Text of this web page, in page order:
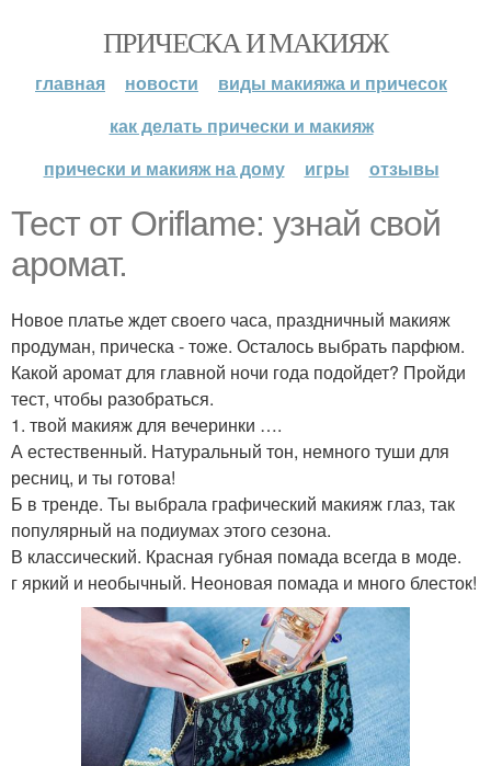
ПРИЧЕСКА И МАКИЯЖ
главная новости
виды макияжа и причесок
как делать прически и макияж
прически и макияж на дому
игры отзывы
Тест от Oriflame: узнай свой
аромат.
Новое платье ждет своего часа, праздничный макияж
продуман, прическа - тоже. Осталось выбрать парфюм.
Какой аромат для главной ночи года подойдет? Пройди
тест, чтобы разобраться.
1. твой макияж для вечеринки ….
А естественный. Натуральный тон, немного туши для
ресниц, и ты готова!
Б в тренде. Ты выбрала графический макияж глаз, так
популярный на подиумах этого сезона.
В классический. Красная губная помада всегда в моде.
г яркий и необычный. Неоновая помада и много блесток!